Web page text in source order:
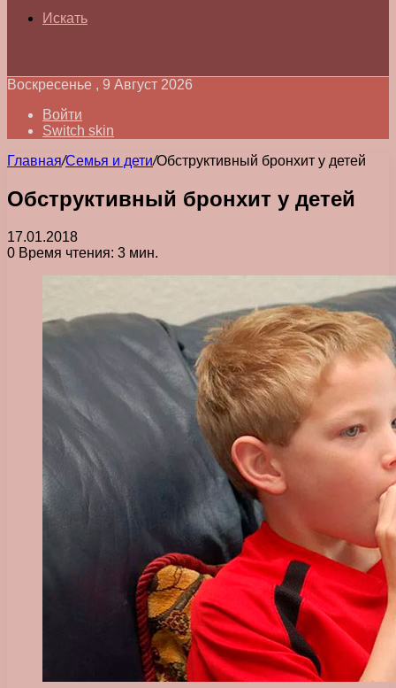
Искать
Воскресенье , 9 Август 2026
Войти
Switch skin
Главная/Семья и дети/Обструктивный бронхит у детей
Обструктивный бронхит у детей
17.01.2018
0 Время чтения: 3 мин.